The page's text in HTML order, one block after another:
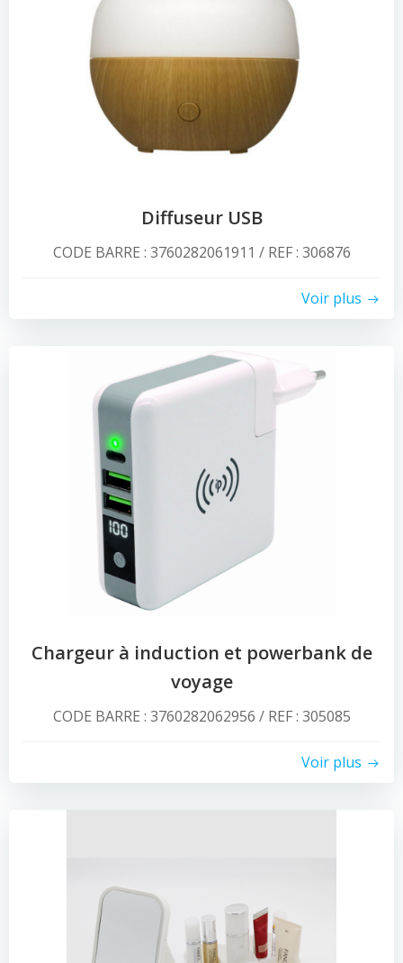
Diffuseur USB
CODE BARRE : 3760282061911 / REF : 306876
Voir plus
Chargeur à induction et powerbank de
voyage
CODE BARRE : 3760282062956 / REF : 305085
Voir plus